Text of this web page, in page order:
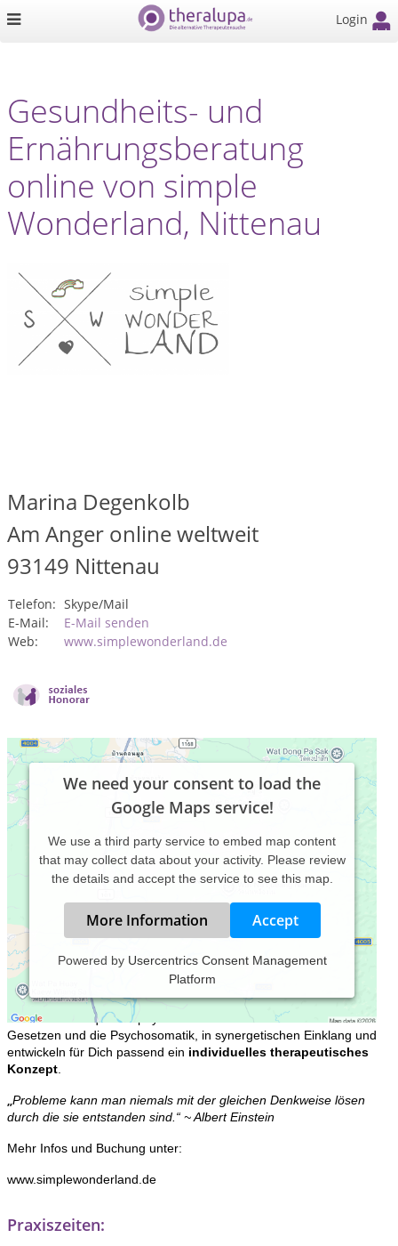
Login
Gesundheits- und
Ernährungsberatung
online von simple
Wonderland, Nittenau
Marina Degenkolb
Am Anger online weltweit
93149 Nittenau
Telefon: Skype/Mail
E-Mail:
E-Mail senden
Web:
www.simplewonderland.de
We need your consent to load the
Google Maps service!
We use a third party service to embed map content
that may collect data about your activity. Please review
the details and accept the service to see this map.
More Information Accept
Powered by Usercentrics Consent Management
Platform
Wir bringen langjährige, praktisch erprobte, naturheilkundliche
Therapiemethoden, wie die chinesische und indigene Medizin,
sowie neueste quantenphysikalische Erkenntnisse zu universalen
Gesetzen und die Psychosomatik, in synergetischen Einklang und
entwickeln für Dich passend ein individuelles therapeutisches
Konzept
„Probleme kann man niemals mit der gleichen Denkweise lösen
durch die sie entstanden sind.“ ~ Albert Einstein
Mehr Infos und Buchung unter:
www.simplewonderland.de
Praxiszeiten: